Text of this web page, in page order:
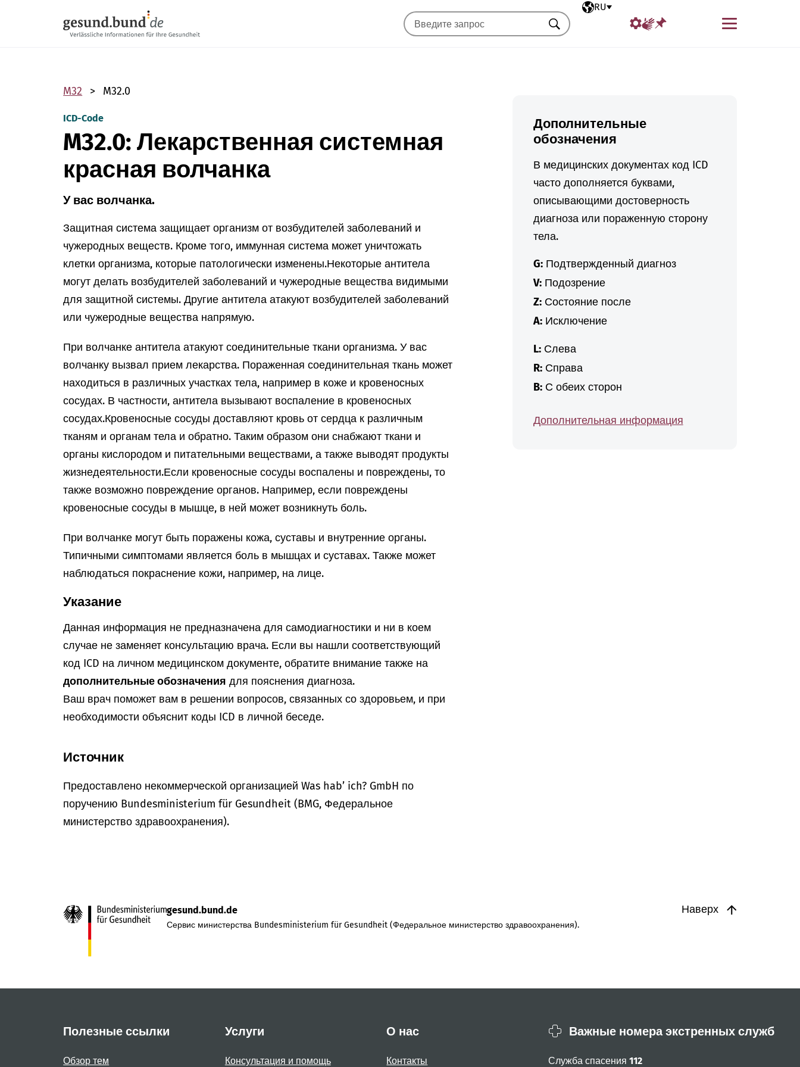
Выбранный язык
RU
Меню
Искать
M32 M32.0
ICD-Code
M32.0: Лекарственная системная
красная волчанка
У вас волчанка.
Защитная система защищает организм от возбудителей заболеваний и
чужеродных веществ. Кроме того, иммунная система может уничтожать
клетки организма, которые патологически изменены.Некоторые антитела
могут делать возбудителей заболеваний и чужеродные вещества видимыми
для защитной системы. Другие антитела атакуют возбудителей заболеваний
или чужеродные вещества напрямую.
При волчанке антитела атакуют соединительные ткани организма. У вас
волчанку вызвал прием лекарства. Пораженная соединительная ткань может
находиться в различных участках тела, например в коже и кровеносных
сосудах. В частности, антитела вызывают воспаление в кровеносных
сосудах.Кровеносные сосуды доставляют кровь от сердца к различным
тканям и органам тела и обратно. Таким образом они снабжают ткани и
органы кислородом и питательными веществами, а также выводят продукты
жизнедеятельности.Если кровеносные сосуды воспалены и повреждены, то
также возможно повреждение органов. Например, если повреждены
кровеносные сосуды в мышце, в ней может возникнуть боль.
При волчанке могут быть поражены кожа, суставы и внутренние органы.
Типичными симптомами является боль в мышцах и суставах. Также может
наблюдаться покраснение кожи, например, на лице.
Указание
Данная информация не предназначена для самодиагностики и ни в коем
случае не заменяет консультацию врача. Если вы нашли соответствующий
код ICD на личном медицинском документе, обратите внимание также на
дополнительные обозначения для пояснения диагноза.
Ваш врач поможет вам в решении вопросов, связанных со здоровьем, и при
необходимости объяснит коды ICD в личной беседе.
Источник
Предоставлено некоммерческой организацией Was hab’ ich? GmbH по
поручению Bundesministerium für Gesundheit (BMG, Федеральное
министерство здравоохранения).
Дополнительные
обозначения
В медицинских документах код ICD
часто дополняется буквами,
описывающими достоверность
диагноза или пораженную сторону
тела.
G:Подтвержденный диагноз
V:Подозрение
Z:Состояние после
A:Исключение
L:Слева
R:Справа
B:С обеих сторон
Дополнительная информация
Наверх
gesund.bund.de
Сервис министерства Bundesministerium für Gesundheit (Федеральное министерство здравоохранения).
Полезные ссылки
Обзор тем
Услуги
Консультация и помощь
О нас
Контакты
Важные номера экстренных служб
Служба спасения 112